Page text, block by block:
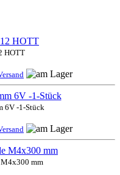
HOTT
6V -1-Stück
mm